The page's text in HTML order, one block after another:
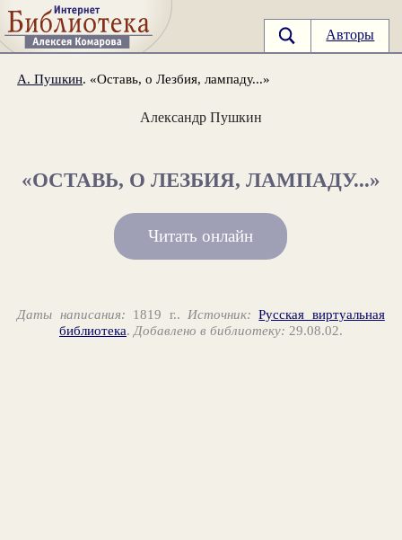
Авторы
А. Пушкин. «Оставь, о Лезбия, лампаду...»
Александр Пушкин
«ОСТАВЬ, О ЛЕЗБИЯ, ЛАМПАДУ...»
Читать онлайн
Даты написания: 1819 г.. Источник: Русская виртуальная
библиотека.Добавлено в библиотеку: 29.08.02.